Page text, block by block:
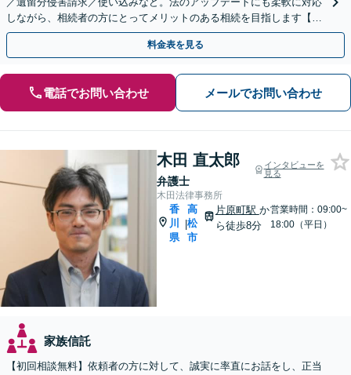
しながら、相続者の方にとってメリットのある相続を目指します【休
日／夜間面談OK（要予約）】
料金表を見る
電話でお問い合わせ メールでお問い合わせ
木田 直太郎
弁護士
インタビューを
見る
木田法律事務所
香
川
県
|
高
松
市
片原町駅 か
ら徒歩8分
営業時間：09:00~
18:00（平日）
家族信託
【初回相談無料】依頼者の方に対して、誠実に率直にお話をし、正当